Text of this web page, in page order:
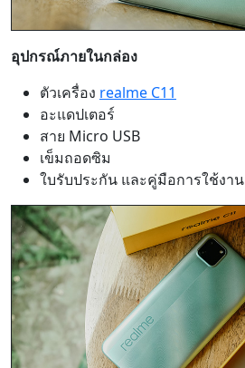
อุปกรณ์ภายในกล่อง
ตัวเครื่อง realme C11
อะแดปเตอร์
สาย Micro USB
เข็มถอดซิม
ใบรับประกัน และคู่มือการใช้งาน